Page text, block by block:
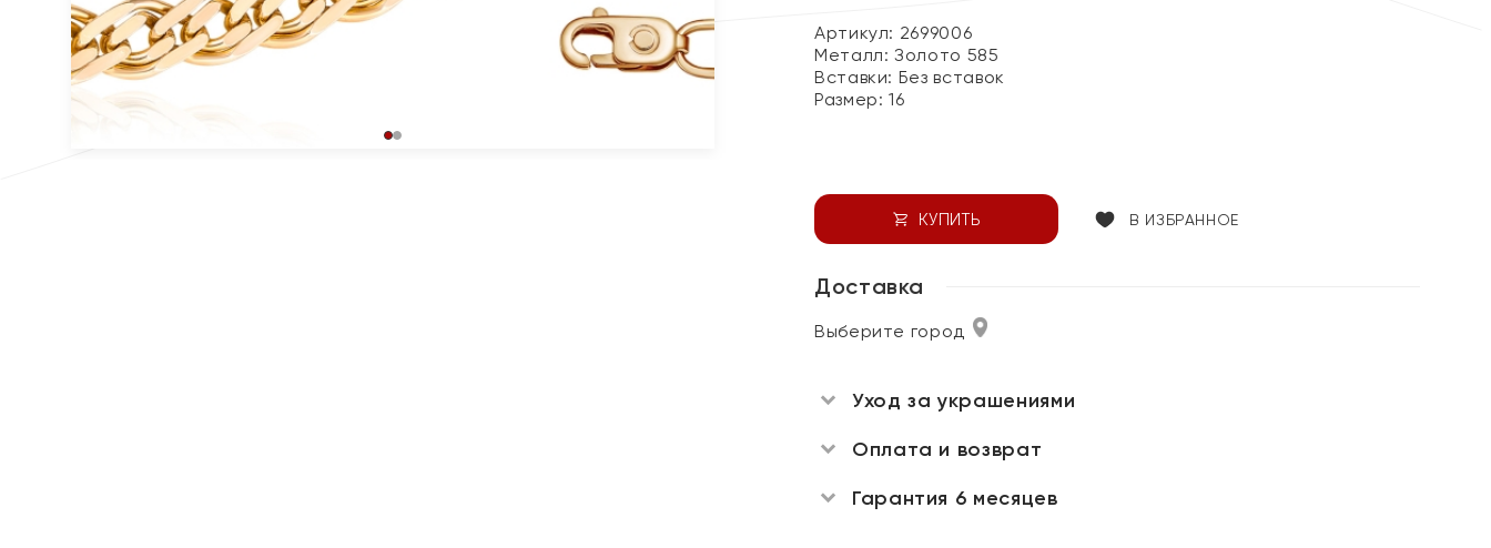
Артикул: 2699006
Металл:Золото 585
Вставки: Без вставок
Размер:16
КУПИТЬ В ИЗБРАННОЕ
Доставка
Выберите город
Уход за украшениями
Оплата и возврат
Гарантия 6 месяцев